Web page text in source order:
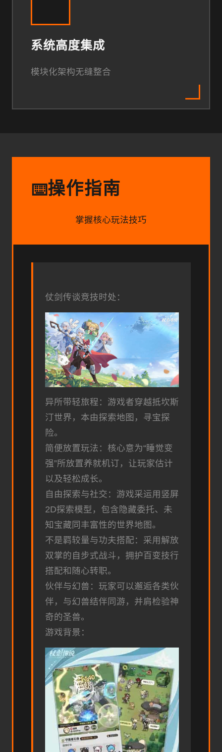
系统高度集成
模块化架构无缝整合
⌨️操作指南
掌握核心玩法技巧
仗剑传谈竞技时处：
异所带轻旅程：游戏者穿越抵坎斯
汀世界，本由探索地图，寻宝探
险。
简便放置玩法：核心意为“睡觉变
强”所放置养就机订，让玩家估计
以及轻松成长。
自由探索与社交：游戏采运用竖屏
2D探索模型，包含隐藏委托、未
知宝藏同丰富性的世界地图。
不是羁较量与功夫搭配：采用解放
双掌的自步式战斗，拥护百变技行
搭配和随心转职。
伙伴与幻兽：玩家可以邂逅各类伙
伴，与幻兽结伴同游，并肩检验神
奇的圣兽。
游戏背景：